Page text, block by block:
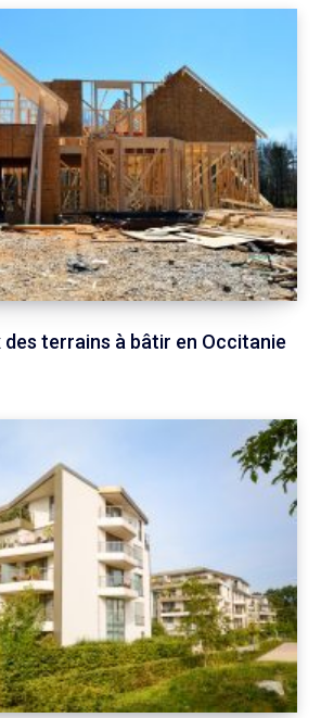
des terrains à bâtir en Occitanie